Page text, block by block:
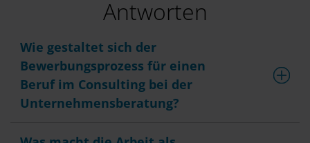
Antworten
Wie gestaltet sich der
Bewerbungsprozess für einen
Beruf im Consulting bei der
Unternehmensberatung?